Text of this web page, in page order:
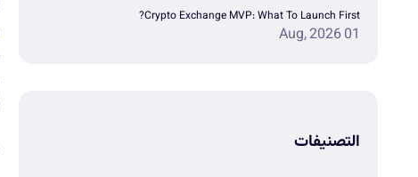
Crypto Exchange MVP: What To Launch First?
01 Aug, 2026
التصنيفات